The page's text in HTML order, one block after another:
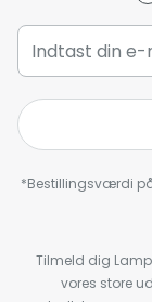
*Bestillingsværdi
Tilmeld dig
vores store